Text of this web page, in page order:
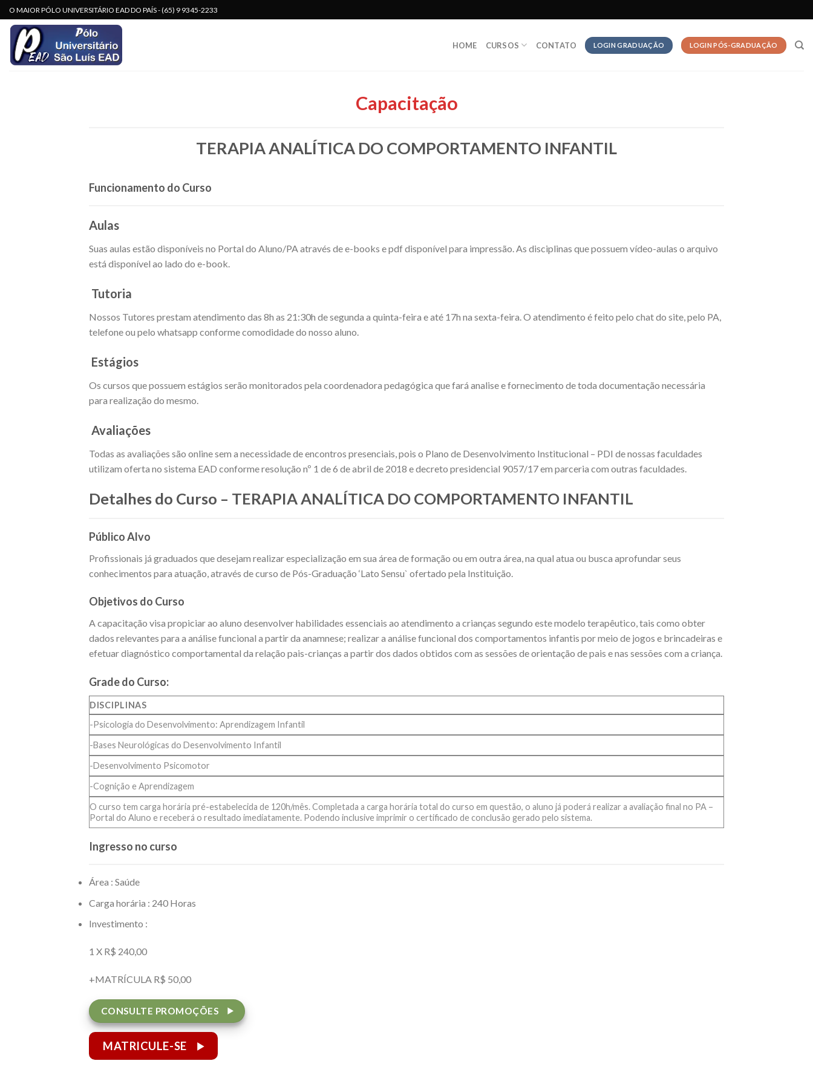
Skip
to
content
O MAIOR PÓLO UNIVERSITÁRIO EAD DO PAÍS - (65) 9 9345-2233
HOME CURSOS CONTATO LOGIN GRADUAÇÃO LOGIN PÓS-GRADUAÇÃO
Capacitação
TERAPIA ANALÍTICA DO COMPORTAMENTO INFANTIL
Funcionamento do Curso
Aulas
Suas aulas estão disponíveis no Portal do Aluno/PA através de e-books e pdf disponível para impressão. As disciplinas que possuem vídeo-aulas o arquivo
está disponível ao lado do e-book.
Tutoria
Nossos Tutores prestam atendimento das 8h as 21:30h de segunda a quinta-feira e até 17h na sexta-feira. O atendimento é feito pelo chat do site, pelo PA,
telefone ou pelo whatsapp conforme comodidade do nosso aluno.
Estágios
Os cursos que possuem estágios serão monitorados pela coordenadora pedagógica que fará analise e fornecimento de toda documentação necessária
para realização do mesmo.
Avaliações
Todas as avaliações são online sem a necessidade de encontros presenciais, pois o Plano de Desenvolvimento Institucional – PDI de nossas faculdades
utilizam oferta no sistema EAD conforme resolução nº 1 de 6 de abril de 2018 e decreto presidencial 9057/17 em parceria com outras faculdades.
Detalhes do Curso – TERAPIA ANALÍTICA DO COMPORTAMENTO INFANTIL
Público Alvo
Profissionais já graduados que desejam realizar especialização em sua área de formação ou em outra área, na qual atua ou busca aprofundar seus
conhecimentos para atuação, através de curso de Pós-Graduação ‘Lato Sensu` ofertado pela Instituição.
Objetivos do Curso
A capacitação visa propiciar ao aluno desenvolver habilidades essenciais ao atendimento a crianças segundo este modelo terapêutico, tais como obter
dados relevantes para a análise funcional a partir da anamnese; realizar a análise funcional dos comportamentos infantis por meio de jogos e brincadeiras e
efetuar diagnóstico comportamental da relação pais-crianças a partir dos dados obtidos com as sessões de orientação de pais e nas sessões com a criança.
Grade do Curso:
DISCIPLINAS
-Psicologia do Desenvolvimento: Aprendizagem Infantil
-Bases Neurológicas do Desenvolvimento Infantil
-Desenvolvimento Psicomotor
-Cognição e Aprendizagem
O curso tem carga horária pré-estabelecida de 120h/mês. Completada a carga horária total do curso em questão, o aluno já poderá realizar a avaliação final no PA –
Portal do Aluno e receberá o resultado imediatamente. Podendo inclusive imprimir o certificado de conclusão gerado pelo sistema.
Ingresso no curso
Área : Saúde
Carga horária : 240 Horas
Investimento :
1 X R$ 240,00
+MATRÍCULA R$ 50,00
CONSULTE PROMOÇÕES
MATRICULE-SE